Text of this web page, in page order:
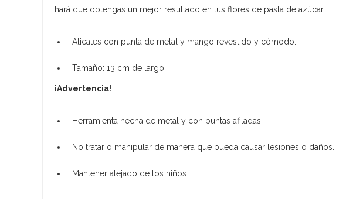
hará que obtengas un mejor resultado en tus flores de pasta de azúcar.
Alicates con punta de metal y mango revestido y cómodo.
Tamaño: 13 cm de largo.
¡Advertencia!
Herramienta hecha de metal y con puntas afiladas.
No tratar o manipular de manera que pueda causar lesiones o daños.
Mantener alejado de los niños